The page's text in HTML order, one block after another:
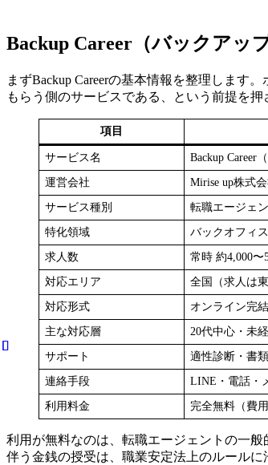
Backup Career（バックアッ
まずBackup Careerの基本情報を整理します
もらう側のサービスである、という前提を押
項目
サービス名 Backup Career
運営会社 Mirise up株式
サービス種別 転職エージェ
特化領域 バックオフィ
求人数 常時 約4,000〜
対応エリア 全国（求人は
対応形式 オンライン完
主な対応層 20代中心・未
サポート 適性診断・書
連絡手段 LINE・電話・
利用料金 完全無料（費
利用が無料なのは、転職エージェントの一般
伴う金銭の授受は、職業安定法上のルール